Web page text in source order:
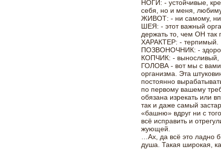
НОГИ: - устойчивые,
себя, но и меня,
ЖИВОТ: - ни самому, ни
ШЕЯ: - этот важный
держать то, чем ОН так
ХАРАКТЕР: - терпимый.
ПОЗВОНОЧНИК: -
КОПЧИК: - выносливый,
ГОЛОВА - вот мы с вами
организма. Эта
постоянно
по первому вашему
обязана изрекать или
так и даже самый
«башню» вдруг ни с
всё исправить и
жующей.
…Ах, да всё это
душа. Такая широкая,